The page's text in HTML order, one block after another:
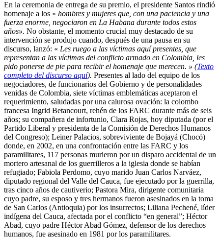
En la ceremonia de entrega de su premio, el presidente Santos rindió
homenaje a los « hombres y mujeres que, con una paciencia y una
fuerza enorme, negociaron en La Habana durante todos estos
años». No obstante, el momento crucial muy destacado de su
intervención se produjo cuando, después de una pausa en su
discurso, lanzó: « Les ruego a las víctimas aquí presentes, que
representan a las víctimas del conflicto armado en Colombia, les
pido ponerse de pie para recibir el homenaje que merecen. » (Texto
completo del discurso aquí). Presentes al lado del equipo de los
negociadores, de funcionarios del Gobierno y de personalidades
venidas de Colombia, siete víctimas emblemáticas aceptaron el
requerimiento, saludadas por una calurosa ovación: la colombo
francesa Ingrid Betancourt, rehén de los FARC durante más de seis
años; su compañera de infortunio, Clara Rojas, hoy diputada (por el
Partido Liberal y presidenta de la Comisión de Derechos Humanos
del Congreso); Leiner Palacios, sobreviviente de Bojayá (Chocó)
donde, en 2002, en una confrontación entre las FARC y los
paramilitares, 117 personas murieron por un disparo accidental de un
mortero artesanal de los guerrilleros a la iglesia donde se habían
refugiado; Fabiola Perdomo, cuyo marido Juan Carlos Narváez,
diputado regional del Valle del Cauca, fue ejecutado por la guerrilla,
tras cinco años de cautiverio; Pastora Mira, dirigente comunitaria
cuyo padre, su esposo y tres hermanos fueron asesinados en la toma
de San Carlos (Antioquia) por los insurrectos; Liliana Pechené, líder
indígena del Cauca, afectada por el conflicto “en general”; Héctor
Abad, cuyo padre Héctor Abad Gómez, defensor de los derechos
humanos, fue asesinado en 1981 por los paramilitares.